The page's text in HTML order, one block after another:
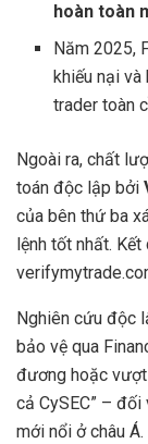
hoàn toàn
Năm 2025,
khiếu nại
trader toàn
Ngoài ra, chất
toán độc lập bởi
của bên thứ ba
lệnh tốt nhất.
Nghiên cứu độc
bảo vệ qua
đương hoặc
cả CySEC” –
mới nổi ở châu Á.